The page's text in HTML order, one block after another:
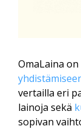
OmaLaina
vertailla eri
lainoja sekä
sopivan